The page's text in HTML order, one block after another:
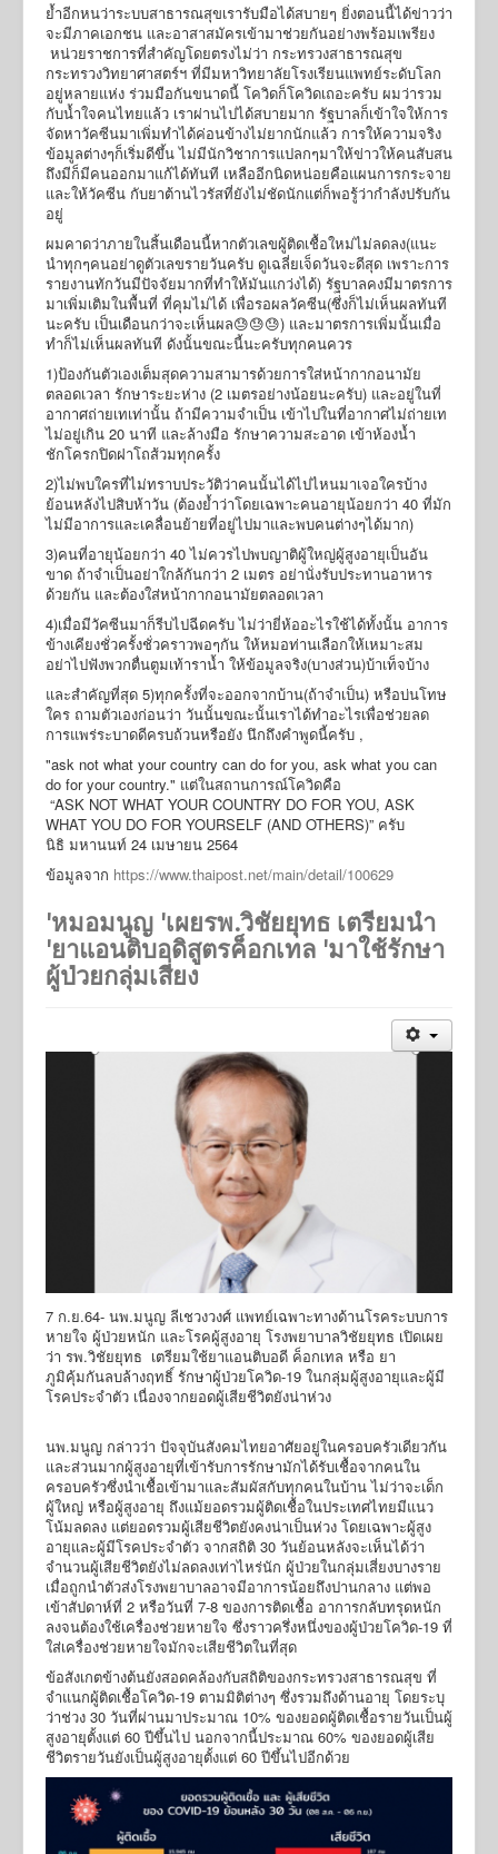
ย้ำอีกหนว่าระบบสาธารณสุขเรารับมือได้สบายๆ ยิ่งตอนนี้ได้ข่าวว่า
จะมีภาคเอกชน และอาสาสมัครเข้ามาช่วยกันอย่างพร้อมเพรียง
หน่วยราชการที่สำคัญโดยตรงไม่ว่า กระทรวงสาธารณสุข
กระทรวงวิทยาศาสตร์ฯ ที่มีมหาวิทยาลัยโรงเรียนแพทย์ระดับโลก
อยู่หลายแห่ง ร่วมมือกันขนาดนี้ โควิดก็โควิดเถอะครับ ผมว่ารวม
กับน้ำใจคนไทยแล้ว เราผ่านไปได้สบายมาก รัฐบาลก็เข้าใจให้การ
จัดหาวัคซีนมาเพิ่มทำได้ค่อนข้างไม่ยากนักแล้ว การให้ความจริง
ข้อมูลต่างๆก็เริ่มดีขึ้น ไม่มีนักวิชาการแปลกๆมาให้ข่าวให้คนสับสน
ถึงมีก็มีคนออกมาแก้ได้ทันที เหลืออีกนิดหน่อยคือแผนการกระจาย
และให้วัคซีน กับยาต้านไวรัสที่ยังไม่ชัดนักแต่ก็พอรู้ว่ากำลังปรับกัน
อยู่
ผมคาดว่าภายในสิ้นเดือนนี้หากตัวเลขผู้ติดเชื้อใหม่ไม่ลดลง(แนะ
นำทุกๆคนอย่าดูตัวเลขรายวันครับ ดูเฉลี่ยเจ็ดวันจะดีสุด เพราะการ
รายงานทักวันมีปัจจัยมากที่ทำให้มันแกว่งได้) รัฐบาลคงมีมาตรการ
มาเพิ่มเติมในพื้นที่ ที่คุมไม่ได้ เพื่อรอผลวัคซีน(ซึ่งก็ไม่เห็นผลทันที
นะครับ เป็นเดือนกว่าจะเห็นผล😓😓😓) และมาตรการเพิ่มนั้นเมื่อ
ทำก็ไม่เห็นผลทันที ดังนั้นขณะนี้นะครับทุกคนควร
1)ป้องกันตัวเองเต็มสุดความสามารด้วยการใส่หน้ากากอนามัย
ตลอดเวลา รักษาระยะห่าง (2 เมตรอย่างน้อยนะครับ) และอยู่ในที่
อากาศถ่ายเทเท่านั้น ถ้ามีความจำเป็น เข้าไปในที่อากาศไม่ถ่ายเท
ไม่อยู่เกิน 20 นาที และล้างมือ รักษาความสะอาด เข้าห้องน้ำ
ชักโครกปิดฝาโถส้วมทุกครั้ง
2)ไม่พบใครที่ไม่ทราบประวัติว่าคนนั้นได้ไปไหนมาเจอใครบ้าง
ย้อนหลังไปสิบห้าวัน (ต้องย้ำว่าโดยเฉพาะคนอายุน้อยกว่า 40 ที่มัก
ไม่มีอาการและเคลื่อนย้ายที่อยู่ไปมาและพบคนต่างๆได้มาก)
3)คนที่อายุน้อยกว่า 40 ไม่ควรไปพบญาติผู้ใหญ่ผู้สูงอายุเป็นอัน
ขาด ถ้าจำเป็นอย่าใกล้กันกว่า 2 เมตร อย่านั่งรับประทานอาหาร
ด้วยกัน และต้องใส่หน้ากากอนามัยตลอดเวลา
4)เมื่อมีวัคซีนมาก็รีบไปฉีดครับ ไม่ว่ายี่ห้ออะไรใช้ได้ทั้งนั้น อาการ
ข้างเคียงชั่วครั้งชั่วคราวพอๆกัน ให้หมอท่านเลือกให้เหมาะสม
อย่าไปฟังพวกตื่นตูมเท้าราน้ำ ให้ข้อมูลจริง(บางส่วน)บ้าเท็จบ้าง
และสำคัญที่สุด 5)ทุกครั้งที่จะออกจากบ้าน(ถ้าจำเป็น) หรือบ่นโทษ
ใคร ถามตัวเองก่อนว่า วันนั้นขณะนั้นเราได้ทำอะไรเพื่อช่วยลด
การแพร่ระบาดดีครบถ้วนหรือยัง นึกถึงคำพูดนี้ครับ ,
"ask not what your country can do for you, ask what you can
do for your country." แต่ในสถานการณ์โควิดคือ
“ASK NOT WHAT YOUR COUNTRY DO FOR YOU, ASK
WHAT YOU DO FOR YOURSELF (AND OTHERS)” ครับ
นิธิ มหานนท์ 24 เมษายน 2564
ข้อมูลจาก https://www.thaipost.net/main/detail/100629
'หมอมนูญ 'เผยรพ.วิชัยยุทธ เตรียมนำ
'ยาแอนติบอดิสูตรค็อกเทล 'มาใช้รักษา
ผู้ป่วยกลุ่มเสี่ยง
7 ก.ย.64- นพ.มนูญ ลีเชวงวงศ์ แพทย์เฉพาะทางด้านโรคระบบการ
หายใจ ผู้ป่วยหนัก และโรคผู้สูงอายุ โรงพยาบาลวิชัยยุทธ เปิดเผย
ว่า รพ.วิชัยยุทธ เตรียมใช้ยาแอนติบอดี ค็อกเทล หรือ ยา
ภูมิคุ้มกันลบล้างฤทธิ์ รักษาผู้ป่วยโควิด-19 ในกลุ่มผู้สูงอายุและผู้มี
โรคประจำตัว เนื่องจากยอดผู้เสียชีวิตยังน่าห่วง
นพ.มนูญ กล่าวว่า ปัจจุบันสังคมไทยอาศัยอยู่ในครอบครัวเดียวกัน
และส่วนมากผู้สูงอายุที่เข้ารับการรักษามักได้รับเชื้อจากคนใน
ครอบครัวซึ่งนำเชื้อเข้ามาและสัมผัสกับทุกคนในบ้าน ไม่ว่าจะเด็ก
ผู้ใหญ่ หรือผู้สูงอายุ ถึงแม้ยอดรวมผู้ติดเชื้อในประเทศไทยมีแนว
โน้มลดลง แต่ยอดรวมผู้เสียชีวิตยังคงน่าเป็นห่วง โดยเฉพาะผู้สูง
อายุและผู้มีโรคประจำตัว จากสถิติ 30 วันย้อนหลังจะเห็นได้ว่า
จำนวนผู้เสียชีวิตยังไม่ลดลงเท่าไหร่นัก ผู้ป่วยในกลุ่มเสี่ยงบางราย
เมื่อถูกนำตัวส่งโรงพยาบาลอาจมีอาการน้อยถึงปานกลาง แต่พอ
เข้าสัปดาห์ที่ 2 หรือวันที่ 7-8 ของการติดเชื้อ อาการกลับทรุดหนัก
ลงจนต้องใช้เครื่องช่วยหายใจ ซึ่งราวครึ่งหนึ่งของผู้ป่วยโควิด-19 ที่
ใส่เครื่องช่วยหายใจมักจะเสียชีวิตในที่สุด
ข้อสังเกตข้างต้นยังสอดคล้องกับสถิติของกระทรวงสาธารณสุข ที่
จำแนกผู้ติดเชื้อโควิด-19 ตามมิติต่างๆ ซึ่งรวมถึงด้านอายุ โดยระบุ
ว่าช่วง 30 วันที่ผ่านมาประมาณ 10% ของยอดผู้ติดเชื้อรายวันเป็นผู้
สูงอายุตั้งแต่ 60 ปีขึ้นไป นอกจากนี้ประมาณ 60% ของยอดผู้เสีย
ชีวิตรายวันยังเป็นผู้สูงอายุตั้งแต่ 60 ปีขึ้นไปอีกด้วย